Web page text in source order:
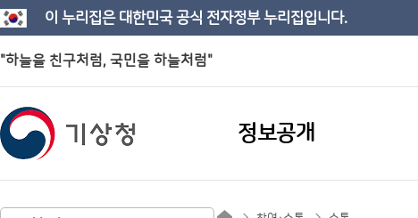
이 누리집은 대한민국 공식 전자정부 누리집입니다.
"하늘을 친구처럼, 국민을 하늘처럼"
정보공개